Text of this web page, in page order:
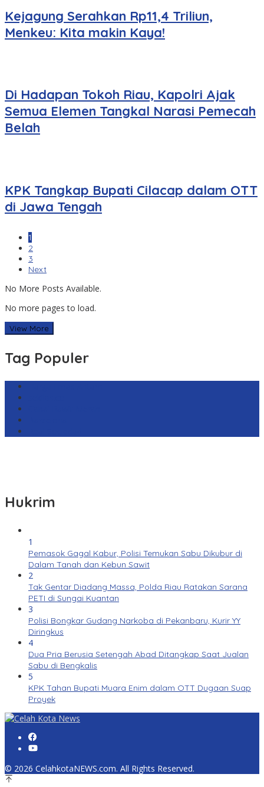
Kejagung Serahkan Rp11,4 Triliun,
Menkeu: Kita makin Kaya!
Di Hadapan Tokoh Riau, Kapolri Ajak
Semua Elemen Tangkal Narasi Pemecah
Belah
KPK Tangkap Bupati Cilacap dalam OTT
di Jawa Tengah
1
2
3
Next
No More Posts Available.
No more pages to load.
View More
Tag Populer
Hukrim
1
Pemasok Gagal Kabur, Polisi Temukan Sabu Dikubur di
Dalam Tanah dan Kebun Sawit
2
Tak Gentar Diadang Massa, Polda Riau Ratakan Sarana
PETI di Sungai Kuantan
3
Polisi Bongkar Gudang Narkoba di Pekanbaru, Kurir YY
Diringkus
4
Dua Pria Berusia Setengah Abad Ditangkap Saat Jualan
Sabu di Bengkalis
5
KPK Tahan Bupati Muara Enim dalam OTT Dugaan Suap
Proyek
© 2026 CelahkotaNEWS.com. All Rights Reserved.